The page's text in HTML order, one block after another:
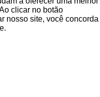
clicar no botão
nosso site, você concorda